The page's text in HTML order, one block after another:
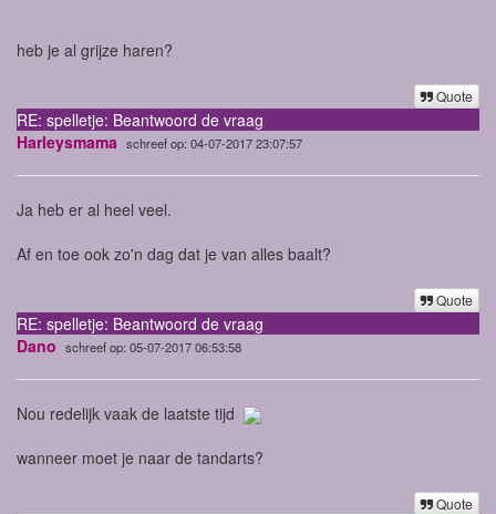
heb je al grijze haren?
Quote
RE: spelletje: Beantwoord de vraag
Harleysmama schreef op: 04-07-2017 23:07:57
Ja heb er al heel veel.
Af en toe ook zo'n dag dat je van alles baalt?
Quote
RE: spelletje: Beantwoord de vraag
Dano schreef op: 05-07-2017 06:53:58
Nou redelijk vaak de laatste tijd
wanneer moet je naar de tandarts?
Quote